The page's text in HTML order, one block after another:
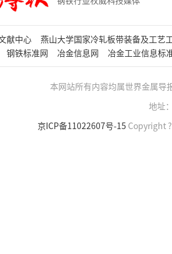
献中心
燕山大学国家冷轧板带装备及工艺
钢铁标准网 冶金信息网 冶金工业信息标
本网站所有内容均属世界金属导
地址
京ICP备11022607号-15 Copyright